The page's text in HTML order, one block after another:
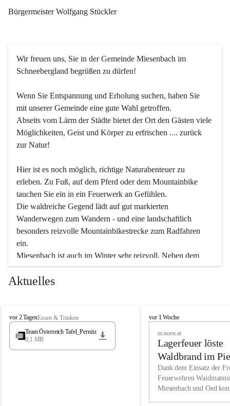
Bürgermeister Wolfgang Stückler
Wir freuen uns, Sie in der Gemeinde Miesenbach im
Schneebergland begrüßen zu dürfen!
Wenn Sie Entspannung und Erholung suchen, haben Sie
mit unserer Gemeinde eine gute Wahl getroffen.
Abseits vom Lärm der Städte bietet der Ort den Gästen viele
Möglichkeiten, Geist und Körper zu erfrischen .... zurück
zur Natur!
Hier ist es noch möglich, richtige Naturabenteuer zu
erleben. Zu Fuß, auf dem Pferd oder dem Mountainbike
tauchen Sie ein in ein Feuerwerk an Gefühlen.
Die waldreiche Gegend lädt auf gut markierten
Wanderwegen zum Wandern - und eine landschaftlich
besonders reizvolle Mountainbikestrecke zum Radfahren
ein.
Miesenbach ist auch im Winter sehr reizvoll. Neben dem
Eisstockschießen gibt es auf dem nahe gelegenen Unterberg
wunderschöne Naturschneepisten, die zum Schifahren oder
vielfältige Angebot unserer Kulturvereine.
Überzeugen Sie sich selbst, dass Sie in Miesenbach sowie
in den Beherbergungsbetrieben, Gaststätten und urigen
Wir kennen Miesenbach als lebens- und liebenswerten Ort.
Tradition und Innovation werden ebenso groß geschrieben
Aktuelles
M
i
s
vor 2 TagenEssen & Trinken
Team Österreich Tafel_Pernitz
0,1 MB
M
h
vor 1 Woche
m.noen.at
Lagerfeuer löste
Waldbrand im
aus
Dank dem Einsatz der
Feuerwehren
Miesenbach und Oed